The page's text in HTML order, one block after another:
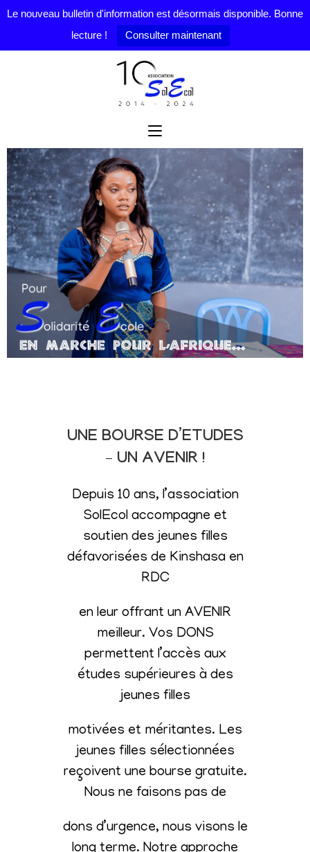
Le nouveau bulletin d'information est désormais disponible. Bonne
lecture !
Consulter maintenant
UNE BOURSE D’ETUDES
– UN AVENIR !
Depuis 10 ans, l’association
SolEcol accompagne et
soutien des jeunes filles
défavorisées de Kinshasa en
RDC
en leur offrant un AVENIR
meilleur. Vos DONS
permettent l’accès aux
études supérieures à des
jeunes filles
motivées et méritantes. Les
jeunes filles sélectionnées
reçoivent une bourse gratuite.
Nous ne faisons pas de
dons d’urgence, nous visons le
long terme. Notre approche